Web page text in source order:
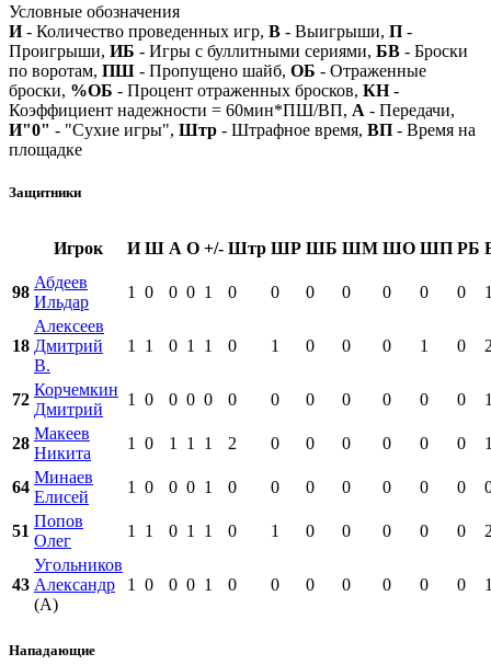
Условные обозначения
И- Количество проведенных игр, В - Выигрыши, П -
Проигрыши, ИБ - Игры с буллитными сериями, БВ - Броски
по воротам, ПШ - Пропущено шайб, ОБ - Отраженные
броски, %ОБ - Процент отраженных бросков, КН-
Коэффициент надежности = 60мин*ПШ/ВП, А - Передачи,
И"0" - "Сухие игры", Штр - Штрафное время, ВП - Время на
площадке
Защитники
Игрок И Ш А О +/- Штр ШР ШБ ШМ ШО ШП РБ
98
Абдеев
Ильдар
1 0 0 0 1 0 0 0 0 0 0 0
18
Алексеев
Дмитрий
В.
1 1 0 1 1 0 1 0 0 0 1 0
72
Корчемкин
Дмитрий
1 0 0 0 0 0 0 0 0 0 0 0
28
Макеев
Никита
1 0 1 1 1 2 0 0 0 0 0 0
64
Минаев
Елисей
1 0 0 0 1 0 0 0 0 0 0 0
51
Попов
Олег
1 1 0 1 1 0 1 0 0 0 0 0
43
Угольников
Александр
(А)
1 0 0 0 1 0 0 0 0 0 0 0
Нападающие